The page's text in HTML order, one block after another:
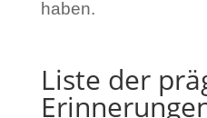
haben.
Liste der